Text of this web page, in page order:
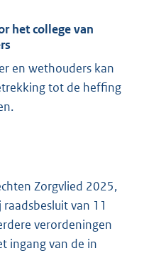
het college van
en wethouders kan
tot de heffing
Zorgvlied 2025,
van 11
verordeningen
ingang van de in